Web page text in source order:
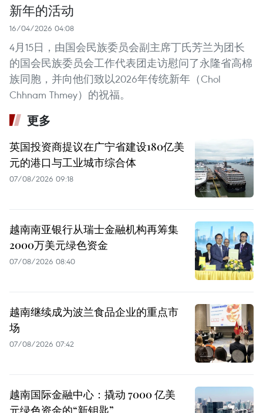
新年的活动
16/04/2026 04:08
4月15日，由国会民族委员会副主席丁氏芳兰为团长
的国会民族委员会工作代表团走访慰问了永隆省高棉
族同胞，并向他们致以2026年传统新年（Chol
Chhnam Thmey）的祝福。
更多
英国投资商提议在广宁省建设180亿美
元的港口与工业城市综合体
07/08/2026 09:18
越南南亚银行从瑞士金融机构再筹集
2000万美元绿色资金
07/08/2026 08:40
越南继续成为波兰食品企业的重点市
场
07/08/2026 07:42
越南国际金融中心：撬动 7000 亿美
元绿色资金的“新钥匙”